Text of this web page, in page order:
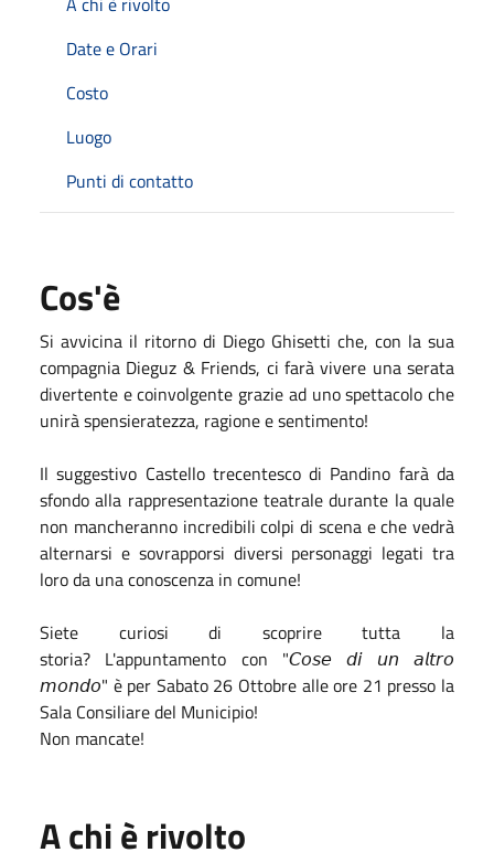
Date e Orari
Costo
Luogo
Punti di contatto
Cos'è
Si avvicina il ritorno di Diego Ghisetti che, con la sua
compagnia Dieguz & Friends, ci farà vivere una serata
divertente e coinvolgente grazie ad uno spettacolo che
unirà spensieratezza, ragione e sentimento!
Il suggestivo Castello trecentesco di Pandino farà da
sfondo alla rappresentazione teatrale durante la quale
non mancheranno incredibili colpi di scena e che vedrà
alternarsi e sovrapporsi diversi personaggi legati tra
loro da una conoscenza in comune!
Siete curiosi di scoprire tutta la
storia? L'appuntamento con "𝘊𝘰𝘴𝘦 𝘥𝘪 𝘶𝘯 𝘢𝘭𝘵𝘳𝘰
𝘮𝘰𝘯𝘥𝘰" è per Sabato 26 Ottobre alle ore 21 presso la
Sala Consiliare del Municipio!
Non mancate!
A chi è rivolto